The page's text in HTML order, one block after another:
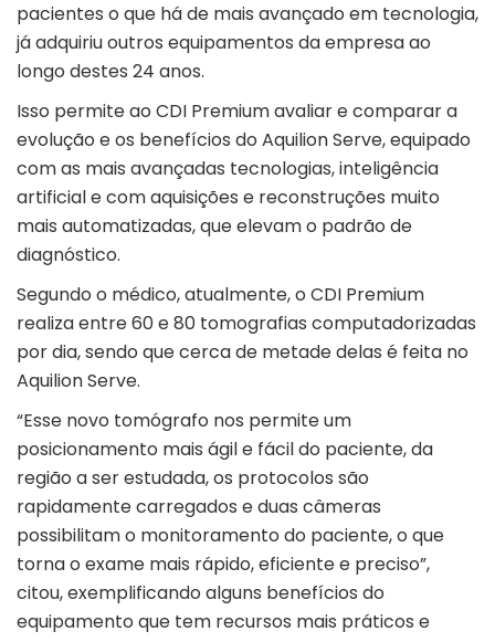
pacientes o que há de mais avançado em tecnologia,
já adquiriu outros equipamentos da empresa ao
longo destes 24 anos.
Isso permite ao CDI Premium avaliar e comparar a
evolução e os benefícios do Aquilion Serve, equipado
com as mais avançadas tecnologias, inteligência
artificial e com aquisições e reconstruções muito
mais automatizadas, que elevam o padrão de
diagnóstico.
Segundo o médico, atualmente, o CDI Premium
realiza entre 60 e 80 tomografias computadorizadas
por dia, sendo que cerca de metade delas é feita no
Aquilion Serve.
“Esse novo tomógrafo nos permite um
posicionamento mais ágil e fácil do paciente, da
região a ser estudada, os protocolos são
rapidamente carregados e duas câmeras
possibilitam o monitoramento do paciente, o que
torna o exame mais rápido, eficiente e preciso”,
citou, exemplificando alguns benefícios do
equipamento que tem recursos mais práticos e